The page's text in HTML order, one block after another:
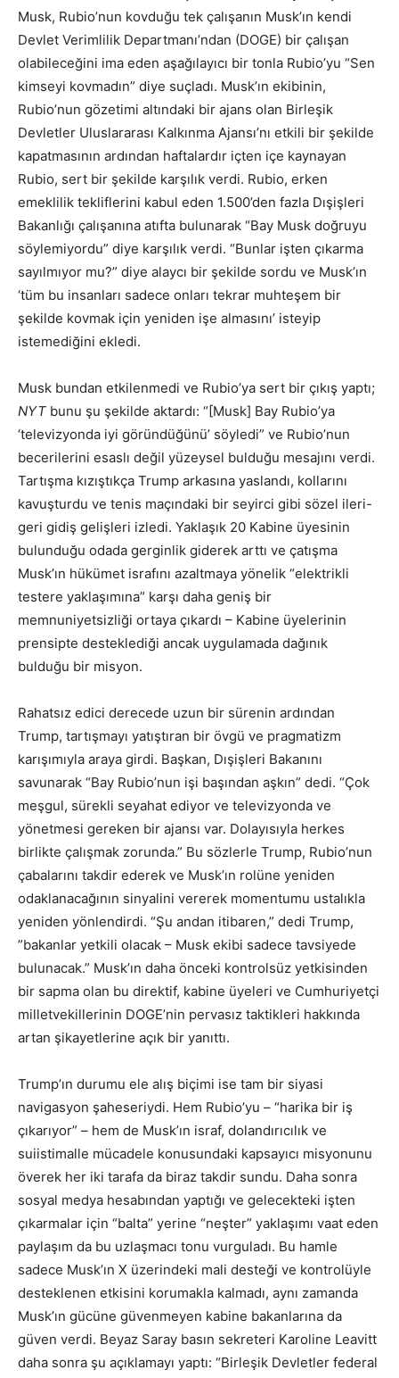
Musk, Rubio’nun kovduğu tek çalışanın Musk’ın kendi
Devlet Verimlilik Departmanı’ndan (DOGE) bir çalışan
olabileceğini ima eden aşağılayıcı bir tonla Rubio’yu “Sen
kimseyi kovmadın” diye suçladı. Musk’ın ekibinin,
Rubio’nun gözetimi altındaki bir ajans olan Birleşik
Devletler Uluslararası Kalkınma Ajansı’nı etkili bir şekilde
kapatmasının ardından haftalardır içten içe kaynayan
Rubio, sert bir şekilde karşılık verdi. Rubio, erken
emeklilik tekliflerini kabul eden 1.500’den fazla Dışişleri
Bakanlığı çalışanına atıfta bulunarak “Bay Musk doğruyu
söylemiyordu” diye karşılık verdi. “Bunlar işten çıkarma
sayılmıyor mu?” diye alaycı bir şekilde sordu ve Musk’ın
‘tüm bu insanları sadece onları tekrar muhteşem bir
şekilde kovmak için yeniden işe almasını’ isteyip
istemediğini ekledi.
Musk bundan etkilenmedi ve Rubio’ya sert bir çıkış yaptı;
NYT bunu şu şekilde aktardı: “[Musk] Bay Rubio’ya
‘televizyonda iyi göründüğünü’ söyledi” ve Rubio’nun
becerilerini esaslı değil yüzeysel bulduğu mesajını verdi.
Tartışma kızıştıkça Trump arkasına yaslandı, kollarını
kavuşturdu ve tenis maçındaki bir seyirci gibi sözel ileri-
geri gidiş gelişleri izledi. Yaklaşık 20 Kabine üyesinin
bulunduğu odada gerginlik giderek arttı ve çatışma
Musk’ın hükümet israfını azaltmaya yönelik “elektrikli
testere yaklaşımına” karşı daha geniş bir
memnuniyetsizliği ortaya çıkardı – Kabine üyelerinin
prensipte desteklediği ancak uygulamada dağınık
bulduğu bir misyon.
Rahatsız edici derecede uzun bir sürenin ardından
Trump, tartışmayı yatıştıran bir övgü ve pragmatizm
karışımıyla araya girdi. Başkan, Dışişleri Bakanını
savunarak “Bay Rubio’nun işi başından aşkın” dedi. “Çok
meşgul, sürekli seyahat ediyor ve televizyonda ve
yönetmesi gereken bir ajansı var. Dolayısıyla herkes
birlikte çalışmak zorunda.” Bu sözlerle Trump, Rubio’nun
çabalarını takdir ederek ve Musk’ın rolüne yeniden
odaklanacağının sinyalini vererek momentumu ustalıkla
yeniden yönlendirdi. “Şu andan itibaren,” dedi Trump,
”bakanlar yetkili olacak – Musk ekibi sadece tavsiyede
bulunacak.” Musk’ın daha önceki kontrolsüz yetkisinden
bir sapma olan bu direktif, kabine üyeleri ve Cumhuriyetçi
milletvekillerinin DOGE’nin pervasız taktikleri hakkında
artan şikayetlerine açık bir yanıttı.
Trump’ın durumu ele alış biçimi ise tam bir siyasi
navigasyon şaheseriydi. Hem Rubio’yu – “harika bir iş
çıkarıyor” – hem de Musk’ın israf, dolandırıcılık ve
suiistimalle mücadele konusundaki kapsayıcı misyonunu
överek her iki tarafa da biraz takdir sundu. Daha sonra
sosyal medya hesabından yaptığı ve gelecekteki işten
çıkarmalar için “balta” yerine “neşter” yaklaşımı vaat eden
paylaşım da bu uzlaşmacı tonu vurguladı. Bu hamle
sadece Musk’ın X üzerindeki mali desteği ve kontrolüyle
desteklenen etkisini korumakla kalmadı, aynı zamanda
Musk’ın gücüne güvenmeyen kabine bakanlarına da
güven verdi. Beyaz Saray basın sekreteri Karoline Leavitt
daha sonra şu açıklamayı yaptı: “Birleşik Devletler federal